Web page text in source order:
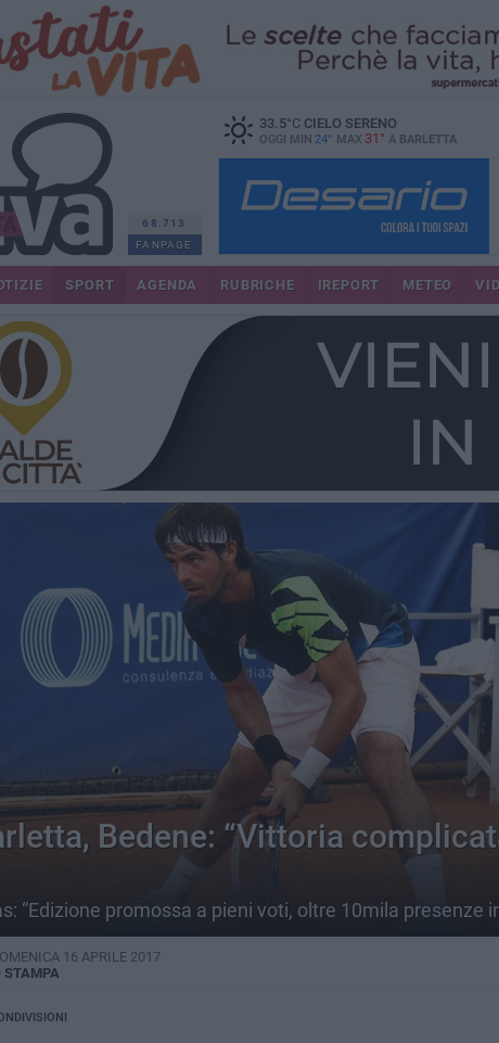
68.713
FANPAGE
33.5°CCIELO SERENO
OGGI MIN 24° MAX 31° A BARLETTA
SPORT AGENDA RUBRICHE IREPORT METEO
Bedene: “Vittoria
“Edizione promossa a pieni voti, oltre 10mila presenze
16 APRILE 2017
STAMPA